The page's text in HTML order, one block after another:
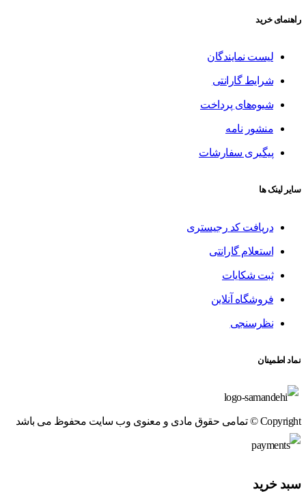
راهنمای خرید
لیست نمایندگان
شرایط گارانتی
شیوه‌های پرداخت
منشور نامه
پیگیری سفارشات
سایر لینک ها
دریافت کد رجیستری
استعلام گارانتی
ثبت شکایات
فروشگاه آنلاین
نظرسنجی
نماد اطمینان
Copyright © تمامی حقوق مادی و معنوی وب سایت محفوظ می باشد
سبد خرید